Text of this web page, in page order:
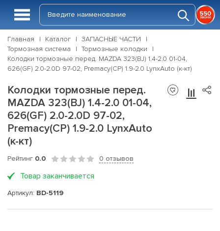
Главная Каталог
ЗАПАСНЫЕ ЧАСТИ
Тормозная система
Тормозные колодки
Колодки тормозные перед. MAZDA 323(BJ) 1.4-2.0 01-04,
626(GF) 2.0-2.0D 97-02, Premacy(CP) 1.9-2.0 LynxAuto (к-кт)
Колодки тормозные перед.
MAZDA 323(BJ) 1.4-2.0 01-04,
626(GF) 2.0-2.0D 97-02,
Premacy(CP) 1.9-2.0 LynxAuto
(к-кт)
Рейтинг 0.0 0 отзывов
Товар заканчивается
Артикул: BD-5119